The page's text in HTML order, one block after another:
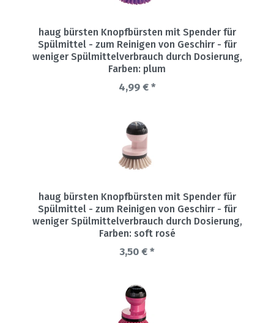
haug bürsten Knopfbürsten mit Spender für
Spülmittel - zum Reinigen von Geschirr - für
weniger Spülmittelverbrauch durch Dosierung,
Farben: plum
4,99 € *
haug bürsten Knopfbürsten mit Spender für
Spülmittel - zum Reinigen von Geschirr - für
weniger Spülmittelverbrauch durch Dosierung,
Farben: soft rosé
3,50 € *